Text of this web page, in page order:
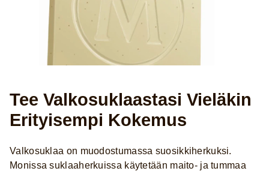
Tee Valkosuklaastasi Vieläkin
Erityisempi Kokemus
Valkosuklaa on muodostumassa suosikkiherkuksi.
Monissa suklaaherkuissa käytetään maito- ja tummaa